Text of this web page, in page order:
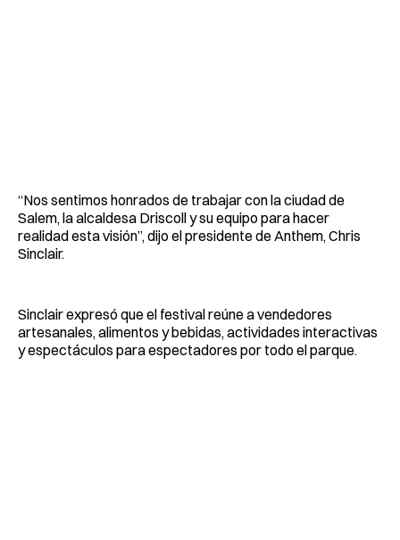
“Nos sentimos honrados de trabajar con la ciudad de
Salem, la alcaldesa Driscoll y su equipo para hacer
realidad esta visión”, dijo el presidente de Anthem, Chris
Sinclair.
Sinclair expresó que el festival reúne a vendedores
artesanales, alimentos y bebidas, actividades interactivas
y espectáculos para espectadores por todo el parque.